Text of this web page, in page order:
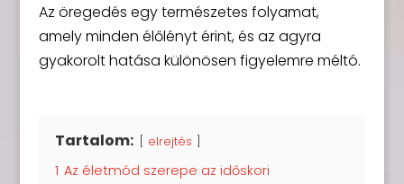
Az öregedés egy természetes folyamat,
amely minden élőlényt érint, és az agyra
gyakorolt hatása különösen figyelemre méltó.
Tartalom: elrejtés
1 Az életmód szerepe az időskori